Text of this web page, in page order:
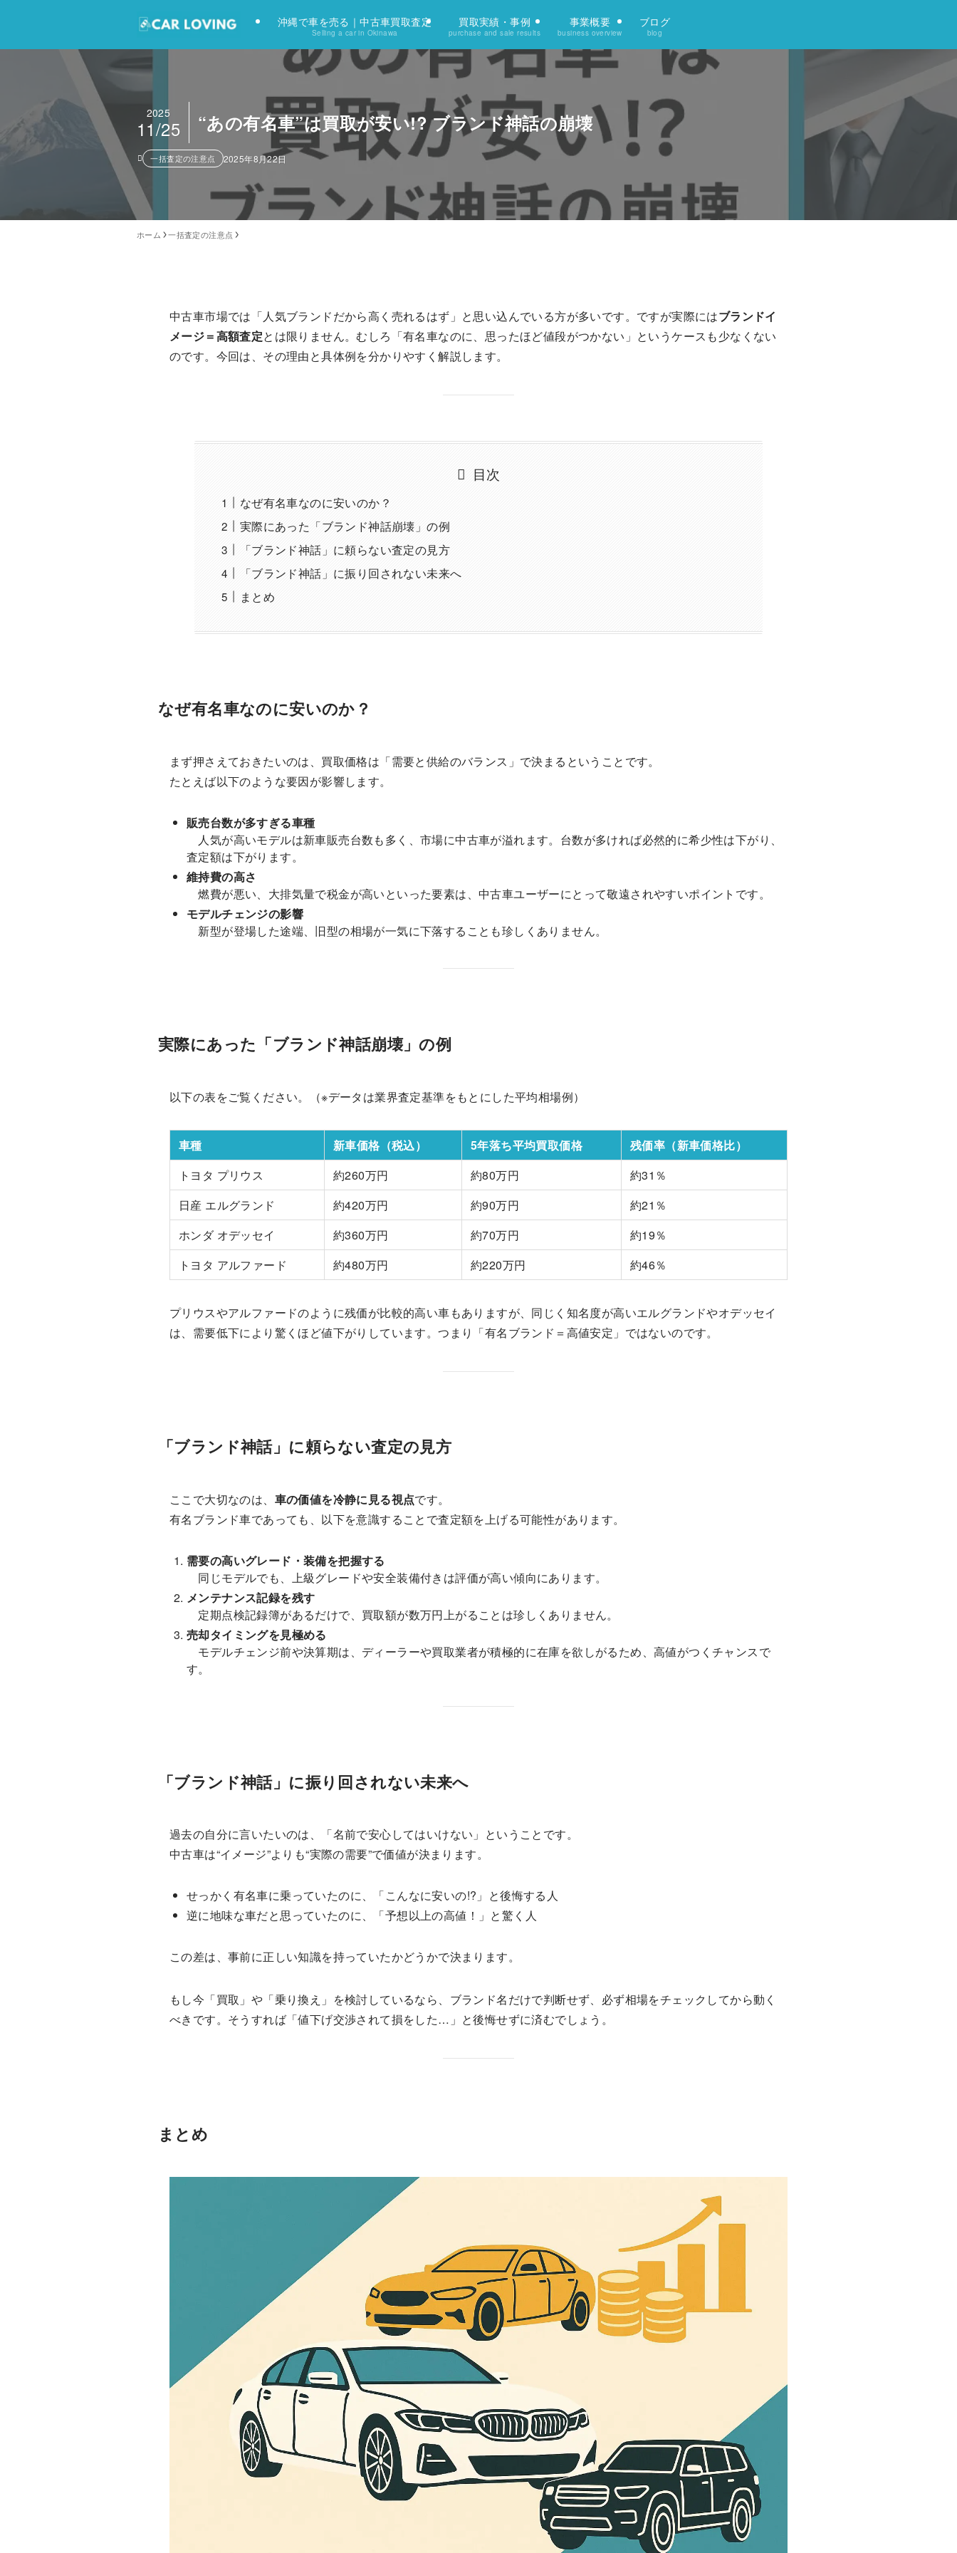
沖縄で車を売る｜中古車買取査定
Selling a car in Okinawa
買取実績・事例
purchase and sale results
事業概要
business overview
ブログ
blog
“あの有名車”は買取が安い!? ブランド神話の崩壊
2025
11/25
一括査定の注意点 2025年8月22日
ホーム 一括査定の注意点
中古車市場では「人気ブランドだから高く売れるはず」と思い込んでいる方が多いです。ですが実際にはブランドイ
メージ＝高額査定とは限りません。むしろ「有名車なのに、思ったほど値段がつかない」というケースも少なくない
のです。今回は、その理由と具体例を分かりやすく解説します。
目次
なぜ有名車なのに安いのか？
実際にあった「ブランド神話崩壊」の例
「ブランド神話」に頼らない査定の見方
「ブランド神話」に振り回されない未来へ
まとめ
なぜ有名車なのに安いのか？
まず押さえておきたいのは、買取価格は「需要と供給のバランス」で決まるということです。
たとえば以下のような要因が影響します。
販売台数が多すぎる車種
人気が高いモデルは新車販売台数も多く、市場に中古車が溢れます。台数が多ければ必然的に希少性は下がり、
査定額は下がります。
維持費の高さ
燃費が悪い、大排気量で税金が高いといった要素は、中古車ユーザーにとって敬遠されやすいポイントです。
モデルチェンジの影響
新型が登場した途端、旧型の相場が一気に下落することも珍しくありません。
実際にあった「ブランド神話崩壊」の例
以下の表をご覧ください。（※データは業界査定基準をもとにした平均相場例）
車種 新車価格（税込） 5年落ち平均買取価格
残価率（新車価格比）
トヨタ プリウス
約260万円 約80万円
約31％
日産 エルグランド
約420万円 約90万円
約21％
ホンダ オデッセイ
約360万円 約70万円
約19％
トヨタ アルファード
約480万円 約220万円 約46％
プリウスやアルファードのように残価が比較的高い車もありますが、同じく知名度が高いエルグランドやオデッセイ
は、需要低下により驚くほど値下がりしています。つまり「有名ブランド＝高値安定」ではないのです。
「ブランド神話」に頼らない査定の見方
ここで大切なのは、 車の価値を冷静に見る視点です。
有名ブランド車であっても、以下を意識することで査定額を上げる可能性があります。
需要の高いグレード・装備を把握する
同じモデルでも、上級グレードや安全装備付きは評価が高い傾向にあります。
メンテナンス記録を残す
定期点検記録簿があるだけで、買取額が数万円上がることは珍しくありません。
売却タイミングを見極める
モデルチェンジ前や決算期は、ディーラーや買取業者が積極的に在庫を欲しがるため、高値がつくチャンスで
す。
「ブランド神話」に振り回されない未来へ
過去の自分に言いたいのは、「名前で安心してはいけない」ということです。
中古車は“イメージ”よりも“実際の需要”で価値が決まります。
せっかく有名車に乗っていたのに、「こんなに安いの!?」と後悔する人
逆に地味な車だと思っていたのに、「予想以上の高値！」と驚く人
この差は、事前に正しい知識を持っていたかどうかで決まります。
もし今「買取」や「乗り換え」を検討しているなら、ブランド名だけで判断せず、必ず相場をチェックしてから動く
べきです。そうすれば「値下げ交渉されて損をした…」と後悔せずに済むでしょう。
まとめ